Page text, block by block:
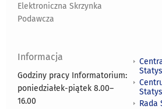
Elektroniczna Skrzynka
Podawcza
Informacja
Godziny pracy Informatorium:
poniedziałek-piątek 8.00–
16.00
Rada